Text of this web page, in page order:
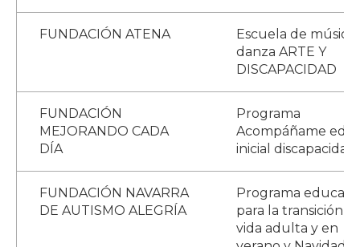
FUNDACIÓN ATENA
Escuela de música
danza ARTE Y
DISCAPACIDAD
FUNDACIÓN
MEJORANDO CADA
DÍA
Programa
Acompáñame
inicial discapacidad
FUNDACIÓN NAVARRA
DE AUTISMO ALEGRÍA
Programa
para la transición a
vida adulta y en